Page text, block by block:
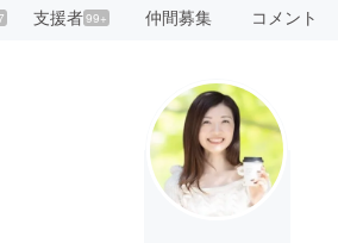
支援者99+ 仲間募集 コメント